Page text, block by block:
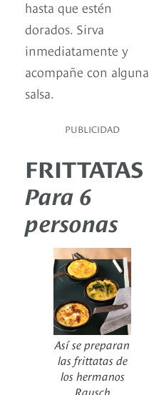
hasta que estén
dorados. Sirva
inmediatamente y
acompañe con alguna
salsa.
PUBLICIDAD
FRITTATAS
Para 6
personas
Así se preparan
las frittatas de
los hermanos
Rausch